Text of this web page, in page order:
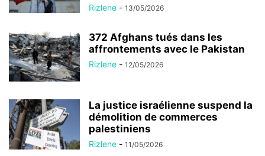
Rizlene - 13/05/2026
372 Afghans tués dans les
affrontements avec le Pakistan
Rizlene - 12/05/2026
La justice israélienne suspend la
démolition de commerces
palestiniens
Rizlene - 11/05/2026